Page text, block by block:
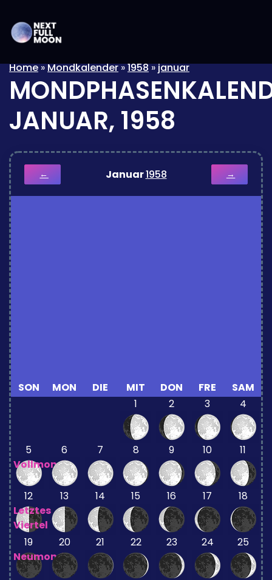
Home»Mondkalender»1958»januar
JANUAR, 1958
← Januar1958 →
SON MON DIE MIT DON FRE
SAM
1
2 3 4
5
Vollmond
6 7 8 9 10 11
12
Letztes
Viertel
13 14 15 16 17 18
19
Neumond
20 21 22 23 24 25